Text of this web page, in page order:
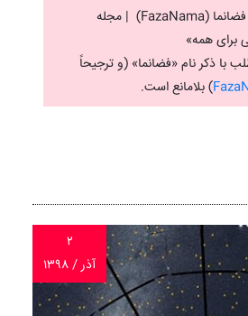
مطلب اختصاصی فضانما (FazaNama) | مجله
برای همه»
با ذکر نام «فضانما» (و ترجیحاً
) بلامانع است.
۲
آذر / ۱۳۹۸